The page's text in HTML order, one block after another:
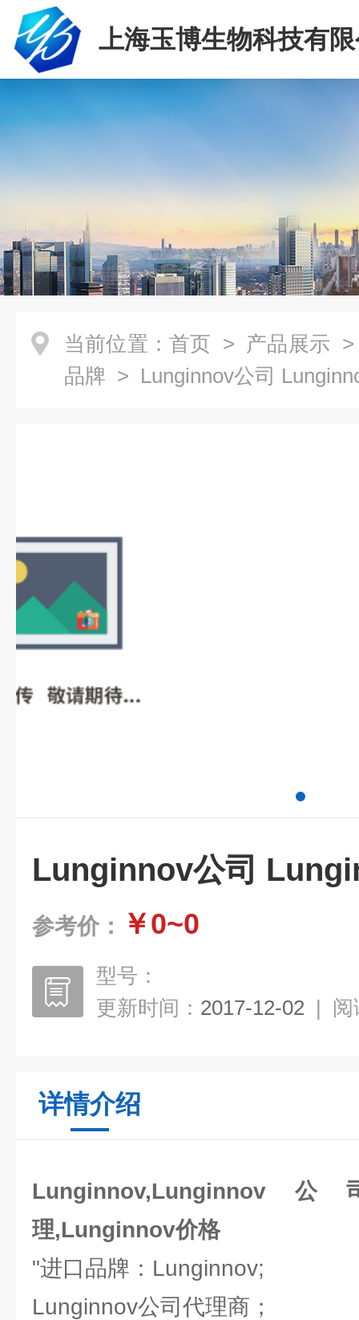
上海玉博生物科技有
当前位置： 首页 > 产品展示
品牌 > Lunginnov公司
Lunginnov公司
参考价： ￥0~0
型号：
更新时间： 2017-12-02 | 阅
详情介绍
Lunginnov,Lunginnov
理,Lunginnov价格
"进口品牌：Lunginnov;
Lunginnov公司代理商；